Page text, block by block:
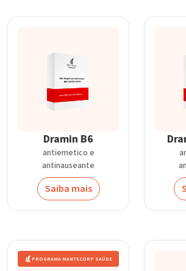
Dramin B6
antiemetico e
antinauseante
Saiba mais
PROGRAMA MANTECORP SAÚDE